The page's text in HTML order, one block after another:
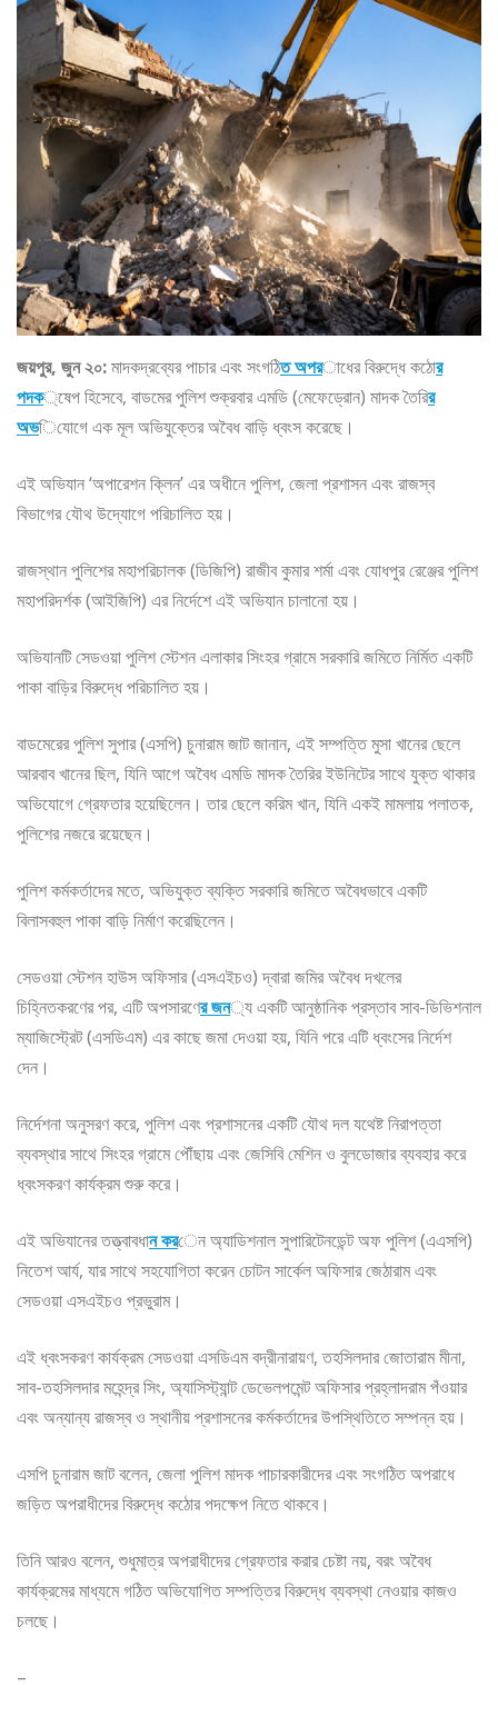
জয়পুর, জুন ২০:মাদকদ্রব্যের পাচার এবং সংগঠিত অপরাধের বিরুদ্ধে কঠোর
পদক্ষেপ হিসেবে, বাডমের পুলিশ শুক্রবার এমডি (মেফেড্রোন) মাদক তৈরির
অভিযোগে এক মূল অভিযুক্তের অবৈধ বাড়ি ধ্বংস করেছে।
এই অভিযান ‘অপারেশন ক্লিন’ এর অধীনে পুলিশ, জেলা প্রশাসন এবং রাজস্ব
বিভাগের যৌথ উদ্যোগে পরিচালিত হয়।
রাজস্থান পুলিশের মহাপরিচালক (ডিজিপি) রাজীব কুমার শর্মা এবং যোধপুর রেঞ্জের পুলিশ
মহাপরিদর্শক (আইজিপি) এর নির্দেশে এই অভিযান চালানো হয়।
অভিযানটি সেডওয়া পুলিশ স্টেশন এলাকার সিংহর গ্রামে সরকারি জমিতে নির্মিত একটি
পাকা বাড়ির বিরুদ্ধে পরিচালিত হয়।
বাডমেরের পুলিশ সুপার (এসপি) চুনারাম জাট জানান, এই সম্পত্তি মুসা খানের ছেলে
আরবাব খানের ছিল, যিনি আগে অবৈধ এমডি মাদক তৈরির ইউনিটের সাথে যুক্ত থাকার
অভিযোগে গ্রেফতার হয়েছিলেন। তার ছেলে করিম খান, যিনি একই মামলায় পলাতক,
পুলিশের নজরে রয়েছেন।
পুলিশ কর্মকর্তাদের মতে, অভিযুক্ত ব্যক্তি সরকারি জমিতে অবৈধভাবে একটি
বিলাসবহুল পাকা বাড়ি নির্মাণ করেছিলেন।
সেডওয়া স্টেশন হাউস অফিসার (এসএইচও) দ্বারা জমির অবৈধ দখলের
চিহ্নিতকরণের পর, এটি অপসারণের জন্য একটি আনুষ্ঠানিক প্রস্তাব সাব-ডিভিশনাল
ম্যাজিস্ট্রেট (এসডিএম) এর কাছে জমা দেওয়া হয়, যিনি পরে এটি ধ্বংসের নির্দেশ
দেন।
নির্দেশনা অনুসরণ করে, পুলিশ এবং প্রশাসনের একটি যৌথ দল যথেষ্ট নিরাপত্তা
ব্যবস্থার সাথে সিংহর গ্রামে পৌঁছায় এবং জেসিবি মেশিন ও বুলডোজার ব্যবহার করে
ধ্বংসকরণ কার্যক্রম শুরু করে।
এই অভিযানের তত্ত্বাবধান করেন অ্যাডিশনাল সুপারিটেনডেন্ট অফ পুলিশ (এএসপি)
নিতেশ আর্য, যার সাথে সহযোগিতা করেন চোটন সার্কেল অফিসার জেঠারাম এবং
সেডওয়া এসএইচও প্রভুরাম।
এই ধ্বংসকরণ কার্যক্রম সেডওয়া এসডিএম বদ্রীনারায়ণ, তহসিলদার জোতারাম মীনা,
সাব-তহসিলদার মহেন্দ্র সিং, অ্যাসিস্ট্যান্ট ডেভেলপমেন্ট অফিসার প্রহ্লাদরাম পঁওয়ার
এবং অন্যান্য রাজস্ব ও স্থানীয় প্রশাসনের কর্মকর্তাদের উপস্থিতিতে সম্পন্ন হয়।
এসপি চুনারাম জাট বলেন, জেলা পুলিশ মাদক পাচারকারীদের এবং সংগঠিত অপরাধে
জড়িত অপরাধীদের বিরুদ্ধে কঠোর পদক্ষেপ নিতে থাকবে।
তিনি আরও বলেন, শুধুমাত্র অপরাধীদের গ্রেফতার করার চেষ্টা নয়, বরং অবৈধ
কার্যক্রমের মাধ্যমে গঠিত অভিযোগিত সম্পত্তির বিরুদ্ধে ব্যবস্থা নেওয়ার কাজও
চলছে।
–